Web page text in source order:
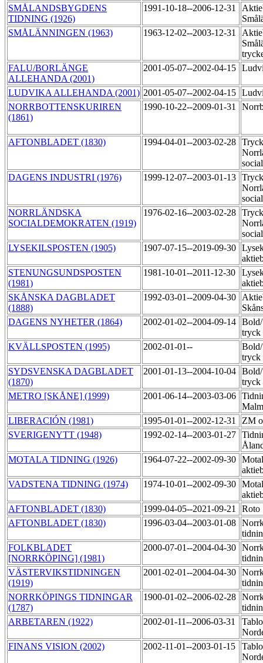
SMÅLANDSBYGDENS
TIDNING (1926)
1991-10-18--2006-12-31
SMÅLÄNNINGEN (1963)
1963-12-02--2003-12-31
FALU/BORLÄNGE
ALLEHANDA (2001)
2001-05-07--2002-04-15
LUDVIKA ALLEHANDA (2001) 2001-05-07--2002-04-15
NORRBOTTENSKURIREN
(1861)
1990-10-22--2009-01-31
AFTONBLADET (1830) 1994-04-01--2003-02-28
DAGENS INDUSTRI (1976)
1999-12-07--2003-01-13
NORRLÄNDSKA
SOCIALDEMOKRATEN (1919)
1976-02-16--2003-02-28
LYSEKILSPOSTEN (1905)
1907-07-15--2019-09-30
STENUNGSUNDSPOSTEN
(1981)
1981-10-01--2011-12-30
SKÅNSKA DAGBLADET
(1888)
1992-03-01--2009-04-30
DAGENS NYHETER (1864)
2002-01-02--2004-09-14 Bold/
tryck
KVÄLLSPOSTEN (1995)
2002-01-01--
Bold/
tryck
SYDSVENSKA DAGBLADET
(1870)
2001-01-13--2004-10-04 Bold/
tryck
METRO [SKÅNE] (1999)
2001-06-14--2003-03-06
LIBERACIÓN (1981)
1995-01-01--2002-12-31
ZM
SVERIGENYTT (1948)
1992-02-14--2003-01-27
MOTALA TIDNING (1926)
1964-07-22--2002-09-30
VADSTENA TIDNING (1974)
1974-10-01--2002-09-30
AFTONBLADET (1830)
1999-04-05--2021-09-21
Roto
AFTONBLADET (1830)
1996-03-04--2003-01-08
FOLKBLADET
[NORRKÖPING] (1981)
2000-07-01--2004-04-30
VÄSTERVIKSTIDNINGEN
(1919)
2001-02-01--2004-04-30
NORRKÖPINGS TIDNINGAR
(1787)
1900-01-02--2006-02-28
ARBETAREN (1922)
2002-01-11--2006-03-31
FINANS VISION (2002)
2002-11-01--2003-01-15